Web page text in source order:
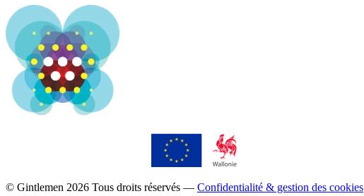
© Gintlemen 2026 Tous droits réservés — Confidentialité & gestion des cookies